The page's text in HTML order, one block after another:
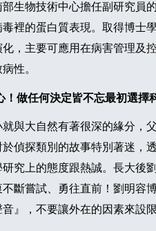
生物技術中心擔任副研究員
裡的蛋白質表現。取得博士
，主要可應用在病害管理及
性。
！做任何決定皆不忘最初選擇
與大自然有著很深的緣分，
偵探類別的故事特別著迷，
究上的態度跟熱誠。長大後
斷嘗試、勇往直前！劉明容
音』，不要讓外在的因素來設